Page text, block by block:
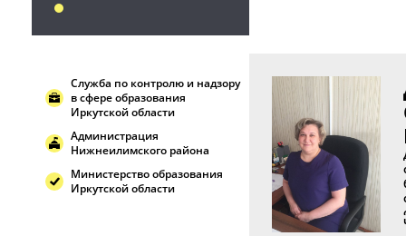
Служба по контролю и надзору
в сфере образования
Иркутской области
Администрация
Нижнеилимского района
Министерство образования
Иркутской области